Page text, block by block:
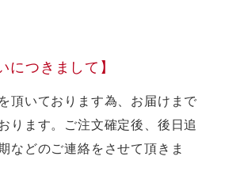
につきまして】
頂いております為、お届けまで
ります。ご注文確定後、後日追
などのご連絡をさせて頂きま